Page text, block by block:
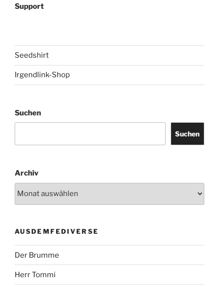
Support
Seedshirt
Irgendlink-Shop
Suchen
Suchen
Archiv
AUSDEMFEDIVERSE
Der Brumme
Herr Tommi